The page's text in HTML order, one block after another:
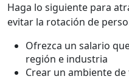
Haga lo siguiente para
evitar la rotación de
Ofrezca un salario
región e industria
Crear un ambiente